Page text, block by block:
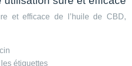
et efficace de l’huile de CBD,
étiquettes